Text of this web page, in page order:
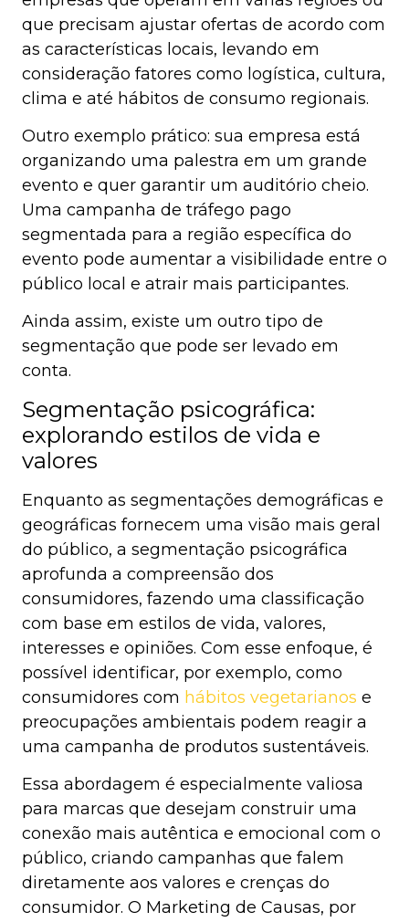
que precisam ajustar ofertas de acordo com
as características locais, levando em
consideração fatores como logística, cultura,
clima e até hábitos de consumo regionais.
Outro exemplo prático: sua empresa está
organizando uma palestra em um grande
evento e quer garantir um auditório cheio.
Uma campanha de tráfego pago
segmentada para a região específica do
evento pode aumentar a visibilidade entre o
público local e atrair mais participantes.
Ainda assim, existe um outro tipo de
segmentação que pode ser levado em
conta.
Segmentação psicográfica:
explorando estilos de vida e
valores
Enquanto as segmentações demográficas e
geográficas fornecem uma visão mais geral
do público, a segmentação psicográfica
aprofunda a compreensão dos
consumidores, fazendo uma classificação
com base em estilos de vida, valores,
interesses e opiniões. Com esse enfoque, é
possível identificar, por exemplo, como
consumidores com hábitos vegetarianos e
preocupações ambientais podem reagir a
uma campanha de produtos sustentáveis.
Essa abordagem é especialmente valiosa
para marcas que desejam construir uma
conexão mais autêntica e emocional com o
público, criando campanhas que falem
diretamente aos valores e crenças do
consumidor. O Marketing de Causas, por